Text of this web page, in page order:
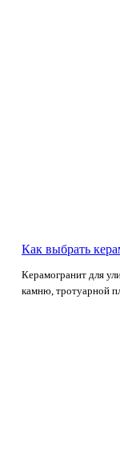
Как выбрать
Керамогранит для
камню, тротуарной